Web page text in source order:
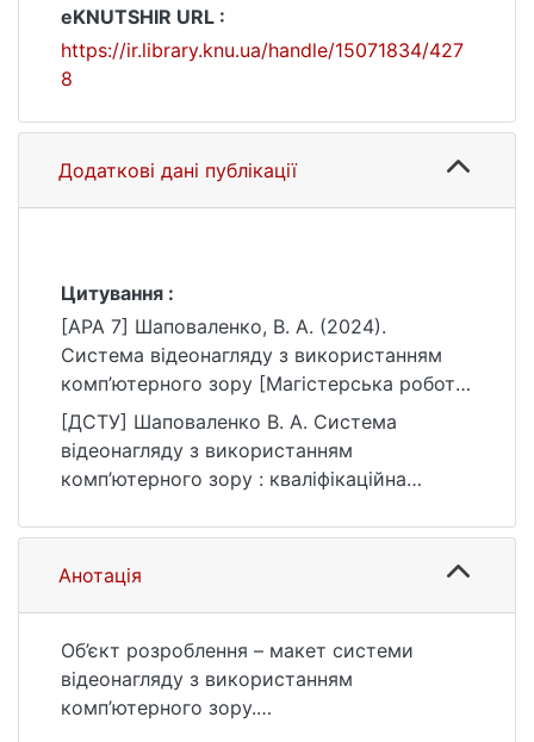
eKNUTSHIR URL :
https://ir.library.knu.ua/handle/15071834/427
8
Додаткові дані публікації
Цитування :
[APA 7] Шаповаленко, В. А. (2024).
Система відеонагляду з використанням
комп’ютерного зору [Магістерська робота,
Київський національний університет імені
Тараса Шевченка]. eKNUTSHIR.
https://ir.library.knu.ua/handle/15071834/427
[ДСТУ] Шаповаленко В. А. Система
відеонагляду з використанням
комп’ютерного зору : кваліфікаційна
автоматизація та електронні комунікації /
наук. кер. М. М. Котов. Київ, 2024. 56 с.
8 (дата звернення: 25.07.2026).
Анотація
Об’єкт розроблення – макет системи
відеонагляду з використанням
комп’ютерного зору.